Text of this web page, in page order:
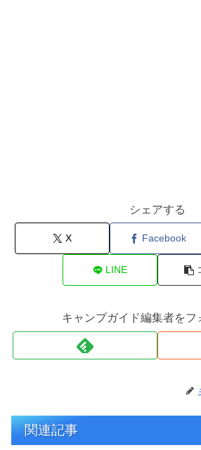
シェアする
X Facebook
LINE
キャンプガイド編集者をフ
関連記事